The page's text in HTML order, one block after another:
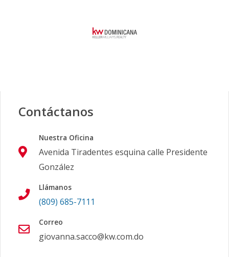
Contáctanos
Nuestra Oficina
Avenida Tiradentes esquina calle Presidente
González
Llámanos
(809) 685-7111
Correo
giovanna.sacco@kw.com.do